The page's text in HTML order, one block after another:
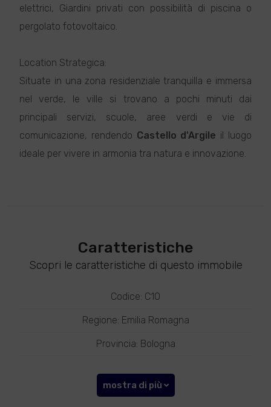
elettrici, Giardini privati con possibilità di piscina o
pergolato fotovoltaico.
Location Strategica:
Situate in una zona residenziale tranquilla e immersa
nel verde, le ville si trovano a pochi minuti dai
principali servizi, scuole, aree verdi e vie di
comunicazione, rendendo Castello d'Argile il luogo
ideale per vivere in armonia tra natura e innovazione.
Caratteristiche
Scopri le caratteristiche di questo immobile
Codice: C10
Regione: Emilia Romagna
Provincia: Bologna
mostra di più